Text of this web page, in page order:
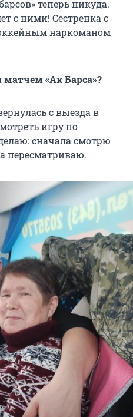
теперь никуда.
с ними! Сестренка с
наркоманом
«Ак Барса»?
с выезда в
игру по
сначала смотрю
пересматриваю.